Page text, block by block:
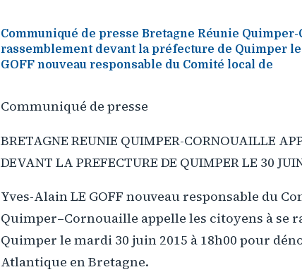
Communiqué de presse Bretagne Réunie
rassemblement devant la préfecture de Quimper
GOFF nouveau responsable du Comité local de
Communiqué de presse
BRETAGNE REUNIE QUIMPER-CORNOUAILLE
DEVANT LA PREFECTURE DE QUIMPER LE 30
Yves-Alain LE GOFF nouveau responsable du
Quimper–Cornouaille appelle les citoyens à se
Quimper le mardi 30 juin 2015 à 18h00 pour
Atlantique en Bretagne.